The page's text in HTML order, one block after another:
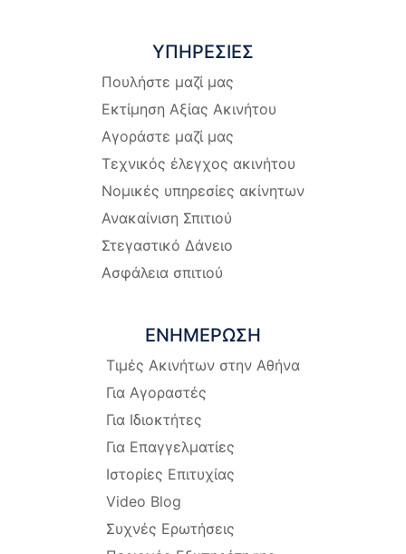
ΥΠΗΡΕΣΙΕΣ
Πουλήστε μαζί μας
Εκτίμηση Αξίας Ακινήτου
Αγοράστε μαζί μας
Τεχνικός έλεγχος ακινήτου
Νομικές υπηρεσίες ακίνητων
Ανακαίνιση Σπιτιού
Στεγαστικό Δάνειο
Ασφάλεια σπιτιού
ΕΝΗΜΕΡΩΣΗ
Τιμές Ακινήτων στην Αθήνα
Για Αγοραστές
Για Ιδιοκτήτες
Για Επαγγελματίες
Ιστορίες Επιτυχίας
Video Blog
Συχνές Ερωτήσεις